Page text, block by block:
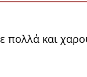
πολλά και